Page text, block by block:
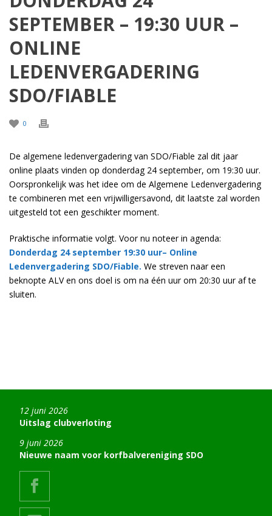
SEPTEMBER – 19:30 UUR –
ONLINE
LEDENVERGADERING
SDO/FIABLE
0
De algemene ledenvergadering van SDO/Fiable zal dit jaar
online plaats vinden op donderdag 24 september, om 19:30 uur.
Oorspronkelijk was het idee om de Algemene Ledenvergadering
te combineren met een vrijwilligersavond, dit laatste zal worden
uitgesteld tot een geschikter moment.
Praktische informatie volgt. Voor nu noteer in agenda:
Donderdag 24 september 19:30 uur– Online
Ledenvergadering SDO/Fiable. We streven naar een
beknopte ALV en ons doel is om na één uur om 20:30 uur af te
sluiten.
Uitslag clubverloting
12 juni 2026
Nieuwe naam voor korfbalvereniging SDO
9 juni 2026